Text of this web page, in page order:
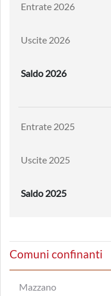
Entrate 2026
Uscite 2026
Saldo 2026
Entrate 2025
Uscite 2025
Saldo 2025
Comuni confinanti
Mazzano